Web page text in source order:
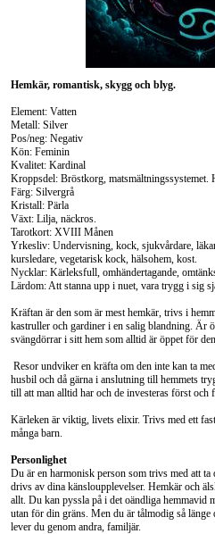
Hemkär, romantisk, skygg och blyg.
Element: Vatten
Metall: Silver
Pos/neg: Negativ
Kön: Feminin
Kvalitet: Kardinal
Kroppsdel: Bröstkorg, matsmältningssystemet.
Färg: Silvergrå
Kristall: Pärla
Växt: Lilja, näckros.
Tarotkort: XVIII Månen
Yrkesliv: Undervisning, kock, sjukvårdare,
kursledare, vegetarisk kock, hälsohem, kost.
Nycklar: Kärleksfull, omhändertagande,
Lärdom: Att stanna upp i nuet, vara trygg i sig
Kräftan är den som är mest hemkär, trivs i
kastruller och gardiner i en salig blandning. Är
svängdörrar i sitt hem som alltid är öppet för
Resor undviker en kräfta om den inte kan ta
husbil och då gärna i anslutning till hemmets
till att man alltid har och de investeras först
Kärleken är viktig, livets elixir. Trivs med ett
många barn.
Personlighet
Du är en harmonisk person som trivs med att
drivs av dina känsloupplevelser. Hemkär och
allt. Du kan pyssla på i det oändliga hemmavid
utan för din gräns. Men du är tålmodig så
lever du genom andra, familjär.